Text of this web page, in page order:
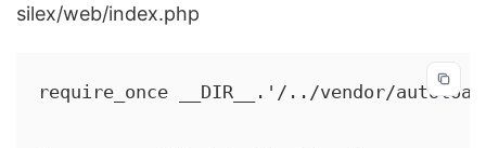
silex/web/index.php
require_once __DIR__.'/../vendor/